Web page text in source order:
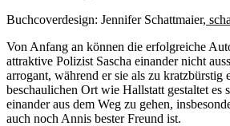
Buchcoverdesign: Jennifer Schattmaier,
Von Anfang an können die erfolgreiche
attraktive Polizist Sascha einander nicht
arrogant, während er sie als zu kratzbürstig
beschaulichen Ort wie Hallstatt gestaltet es
einander aus dem Weg zu gehen,
auch noch Annis bester Freund ist.